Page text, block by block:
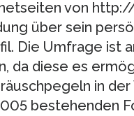
von
über sein
Die Umfrage ist
da diese es
in
bestehenden